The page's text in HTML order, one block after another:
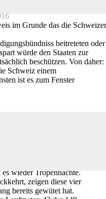
im Grunde das die Schweizer
beitreteten oder
würde den Staaten zur
beschützen. Von daher:
Schweiz einem
ist es zum Fenster
wieder Tropennächte.
zeigen diese vier
bereits gewütet hat.